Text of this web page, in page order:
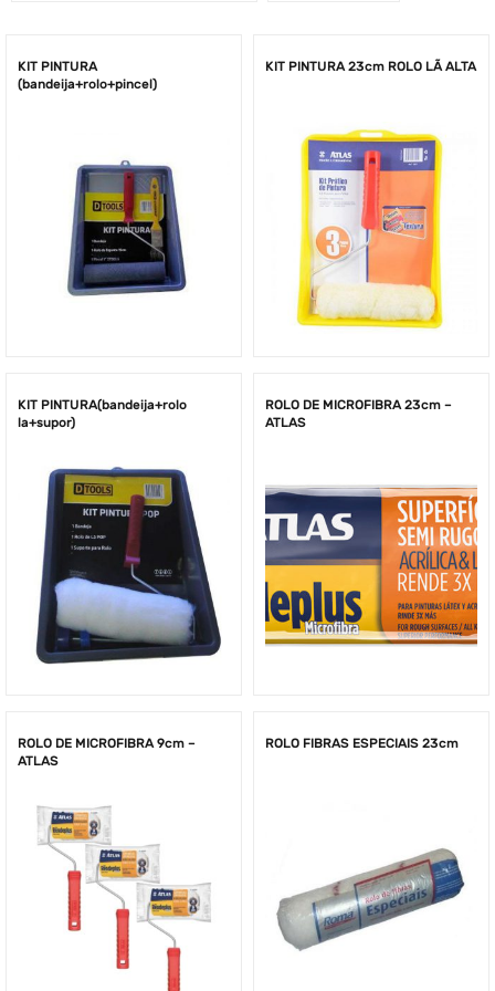
KIT PINTURA
(bandeija+rolo+pincel)
KIT PINTURA 23cm ROLO LÃ ALTA
KIT PINTURA(bandeija+rolo
la+supor)
ROLO DE MICROFIBRA 23cm –
ATLAS
ROLO DE MICROFIBRA 9cm –
ATLAS
ROLO FIBRAS ESPECIAIS 23cm